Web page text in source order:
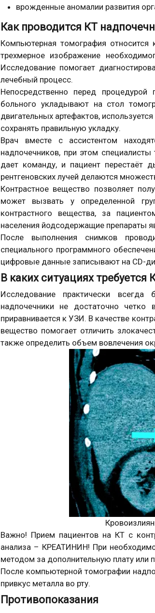
врожденные аномалии развития
Как проводится КТ
Компьютерная томография относится
трехмерное изображение
Исследование помогает
лечебный процесс.
Непосредственно перед
больного укладывают на стол
двигательных артефактов,
сохранять правильную укладку.
Врач вместе с ассистентом
надпочечников, при этом
дает команду, и пациент
рентгеновских лучей делаются
Контрастное вещество позволяет
может вызвать у определенной
контрастного вещества, за
населения йодсодержащие препараты
После выполнения снимков
специального программного
цифровые данные записывают на CD-
В каких ситуациях
Исследование практически
надпочечники не достаточно
приравнивается к УЗИ. В качестве
вещество помогает отличить
также определить объем вовлечения
Важно! Прием пациентов на КТ с
анализа – КРЕАТИНИН! При
методом за дополнительную плату или
После компьютерной томографии
привкус металла во рту.
Противопоказания